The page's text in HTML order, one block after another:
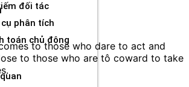
đối tác
cụ phân tích
toán chủ động
to those who dare to act and
to those who are tô coward to take